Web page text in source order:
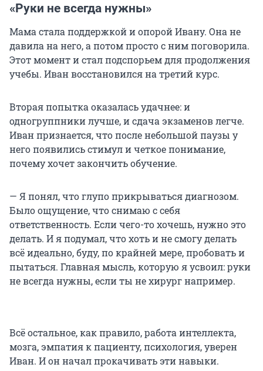
«Руки не всегда нужны»
Мама стала поддержкой и опорой Ивану. Она не
давила на него, а потом просто с ним поговорила.
Этот момент и стал подспорьем для продолжения
учебы. Иван восстановился на третий курс.
Вторая попытка оказалась удачнее: и
одногруппники лучше, и сдача экзаменов легче.
Иван признается, что после небольшой паузы у
него появились стимул и четкое понимание,
почему хочет закончить обучение.
— Я понял, что глупо прикрываться диагнозом.
Было ощущение, что снимаю с себя
ответственность. Если чего-то хочешь, нужно это
делать. И я подумал, что хоть и не смогу делать
всё идеально, буду, по крайней мере, пробовать и
пытаться. Главная мысль, которую я усвоил: руки
не всегда нужны, если ты не хирург например.
Всё остальное, как правило, работа интеллекта,
мозга, эмпатия к пациенту, психология, уверен
Иван. И он начал прокачивать эти навыки.